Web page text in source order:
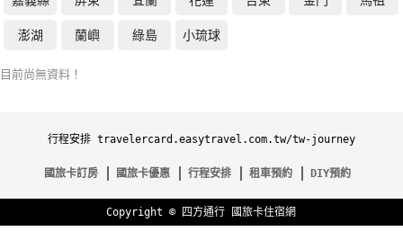
租
澎湖 蘭嶼 綠島 小琉球
目前尚無資料！
行程安排 travelercard.easytravel.com.tw/tw-journey
國旅卡訂房 國旅卡優惠 行程安排 租車預約 DIY預約
Copyright © 四方通行 國旅卡住宿網